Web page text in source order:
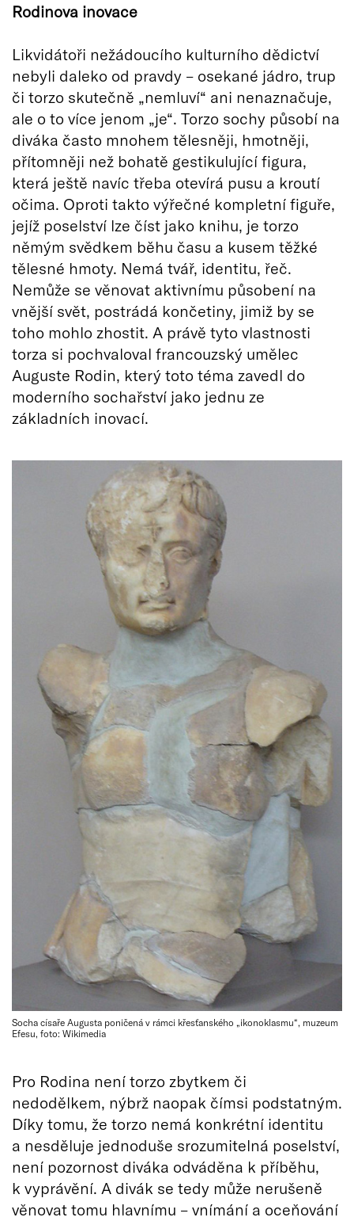
Rodinova inovace
Likvidátoři nežádoucího kulturního dědictví
nebyli daleko od pravdy – osekané jádro, trup
či torzo skutečně „nemluví“ ani nenaznačuje,
ale o to více jenom „je“. Torzo sochy působí na
diváka často mnohem tělesněji, hmotněji,
přítomněji než bohatě gestikulující figura,
která ještě navíc třeba otevírá pusu a kroutí
očima. Oproti takto výřečné kompletní figuře,
jejíž poselství lze číst jako knihu, je torzo
němým svědkem běhu času a kusem těžké
tělesné hmoty. Nemá tvář, identitu, řeč.
Nemůže se věnovat aktivnímu působení na
vnější svět, postrádá končetiny, jimiž by se
toho mohlo zhostit. A právě tyto vlastnosti
torza si pochvaloval francouzský umělec
Auguste Rodin, který toto téma zavedl do
moderního sochařství jako jednu ze
základních inovací.
Socha císaře Augusta poničená v rámci křesťanského „ikonoklasmu“, muzeum
Efesu, foto: Wikimedia
Pro Rodina není torzo zbytkem či
nedodělkem, nýbrž naopak čímsi podstatným.
Díky tomu, že torzo nemá konkrétní identitu
a nesděluje jednoduše srozumitelná poselství,
není pozornost diváka odváděna k příběhu,
k vyprávění. A divák se tedy může nerušeně
věnovat tomu hlavnímu – vnímání a oceňování